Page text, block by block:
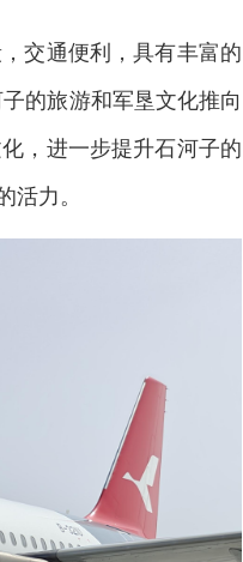
交通便利，具有丰富的
的旅游和军垦文化推向
，进一步提升石河子的
活力。
法“我是大队长”主题活动